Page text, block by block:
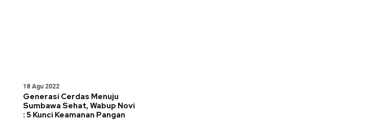
18 Agu 2022
Generasi Cerdas Menuju
Sumbawa Sehat, Wabup Novi
: 5 Kunci Keamanan Pangan